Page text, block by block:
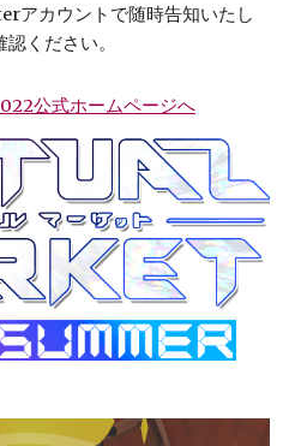
アカウントで随時告知いたし
ください。
公式ホームページへ